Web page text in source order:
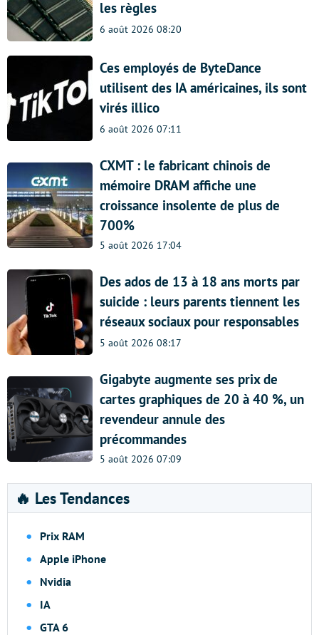
les règles
6 août 2026 08:20
Ces employés de ByteDance
utilisent des IA américaines, ils sont
virés illico
6 août 2026 07:11
CXMT : le fabricant chinois de
mémoire DRAM affiche une
croissance insolente de plus de
700%
5 août 2026 17:04
Des ados de 13 à 18 ans morts par
suicide : leurs parents tiennent les
réseaux sociaux pour responsables
5 août 2026 08:17
Gigabyte augmente ses prix de
cartes graphiques de 20 à 40 %, un
revendeur annule des
précommandes
5 août 2026 07:09
🔥 Les Tendances
Prix RAM
Apple iPhone
Nvidia
IA
GTA 6